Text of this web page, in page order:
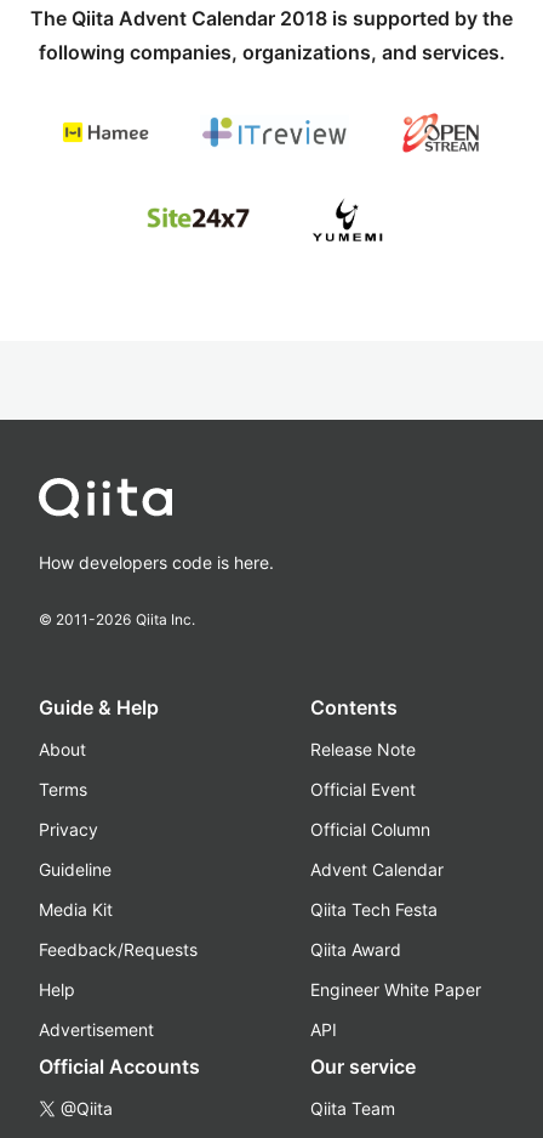
The Qiita Advent Calendar 2018 is supported by the
following companies, organizations, and services.
How developers code is here.
© 2011-2026 Qiita Inc.
Guide & Help
About
Terms
Privacy
Guideline
Media Kit
Feedback/Requests
Help
Advertisement
Contents
Release Note
Official Event
Official Column
Advent Calendar
Qiita Tech Festa
Qiita Award
Engineer White Paper
API
Official Accounts
@Qiita
Our service
Qiita Team